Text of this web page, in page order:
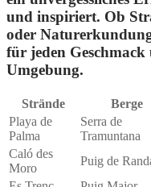
und inspiriert. Ob
oder
für jeden
Umgebung.
Strände Berge
Playa de
Palma
Serra de
Tramuntana
Caló des
Moro
Puig de